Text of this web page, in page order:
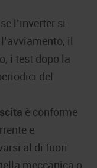
l’inverter si
il
i test dopo la
del
è conforme
e
al di fuori